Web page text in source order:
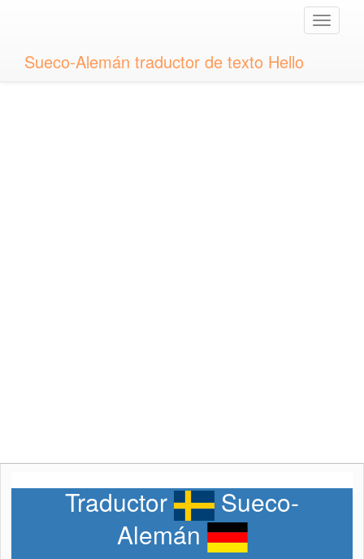
Toggle
Sueco-Alemán traductor de texto Hello
Traductor
Sueco-
Alemán